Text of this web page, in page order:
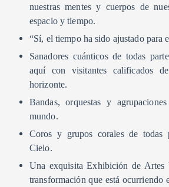
nuestras mentes y cuerpos de
espacio y tiempo.
“Sí, el tiempo ha sido ajustado para
Sanadores cuánticos de todas
aquí con visitantes calificados
horizonte.
Bandas, orquestas y
mundo.
Coros y grupos corales de
Cielo.
Una exquisita Exhibición de Artes
transformación que está ocurriendo